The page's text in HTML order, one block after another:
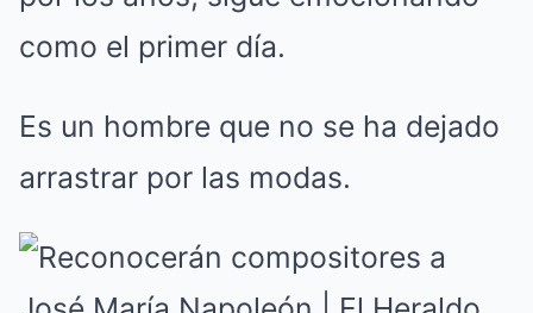
como el primer día.
Es un hombre que no se ha dejado
arrastrar por las modas.